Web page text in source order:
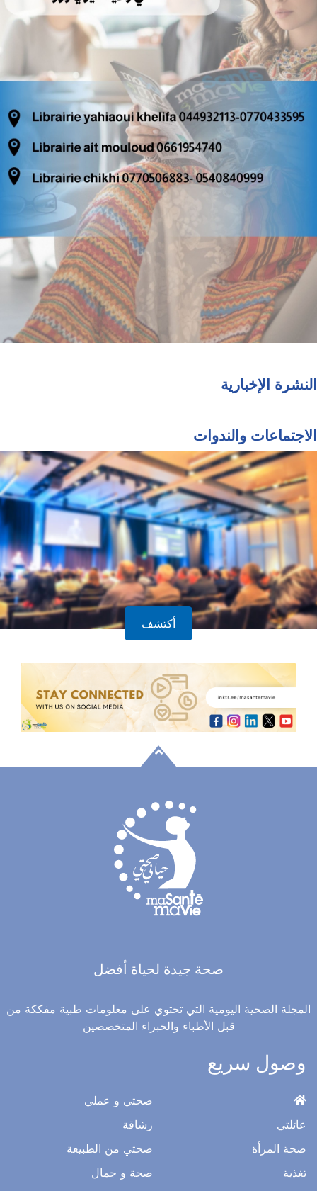
النشرة الإخبارية
الاجتماعات والندوات
أكتشف
صحة جيدة لحياة أفضل
المجلة الصحية اليومية التي تحتوي على معلومات طبية مفككة من
قبل الأطباء والخبراء المتخصصين
وصول سريع
عائلتي
صحة المرأة
تغذية
صحتي و عملي
رشاقة
صحتي من الطبيعة
صحة و جمال